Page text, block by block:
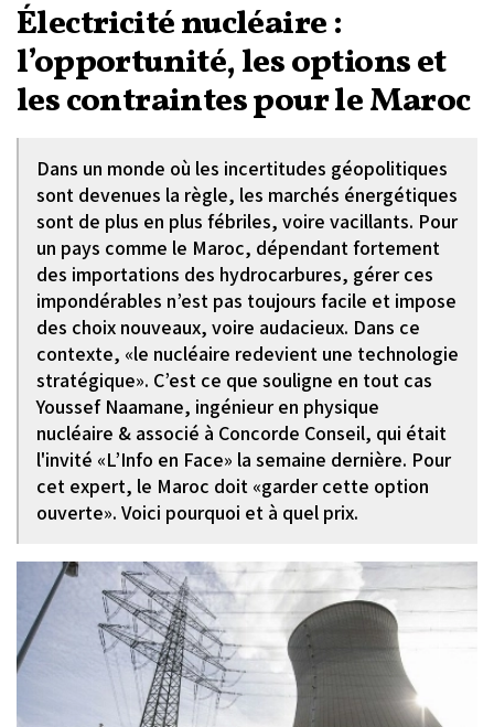
Électricité nucléaire :
l’opportunité, les options et
les contraintes pour le Maroc
Dans un monde où les incertitudes géopolitiques
sont devenues la règle, les marchés énergétiques
sont de plus en plus fébriles, voire vacillants. Pour
un pays comme le Maroc, dépendant fortement
des importations des hydrocarbures, gérer ces
impondérables n’est pas toujours facile et impose
des choix nouveaux, voire audacieux. Dans ce
contexte, «le nucléaire redevient une technologie
stratégique». C’est ce que souligne en tout cas
Youssef Naamane, ingénieur en physique
nucléaire & associé à Concorde Conseil, qui était
l'invité «L’Info en Face» la semaine dernière. Pour
cet expert, le Maroc doit «garder cette option
ouverte». Voici pourquoi et à quel prix.